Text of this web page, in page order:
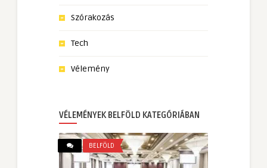
Szórakozás
Tech
Vélemény
VÉLEMÉNYEK BELFÖLD KATEGÓRIÁBAN
BELFÖLD